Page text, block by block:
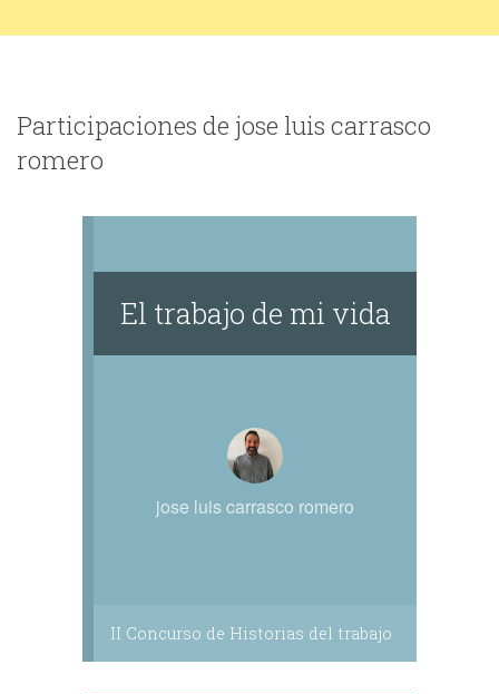
Participaciones de jose luis carrasco
romero
El trabajo de mi vida
jose luis carrasco romero
II Concurso de Historias del trabajo